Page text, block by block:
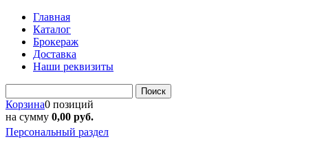
Главная
Каталог
Брокераж
Доставка
Наши реквизиты
Поиск
Корзина0 позиций
на сумму 0,00 руб.
Персональный раздел